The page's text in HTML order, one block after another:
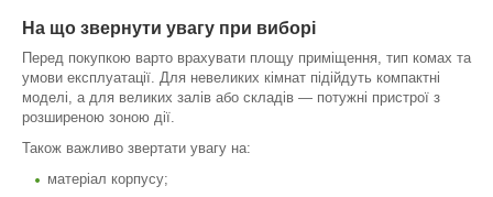
На що звернути увагу при виборі
Перед покупкою варто врахувати площу приміщення, тип комах та
умови експлуатації. Для невеликих кімнат підійдуть компактні
моделі, а для великих залів або складів — потужні пристрої з
розширеною зоною дії.
Також важливо звертати увагу на:
матеріал корпусу;